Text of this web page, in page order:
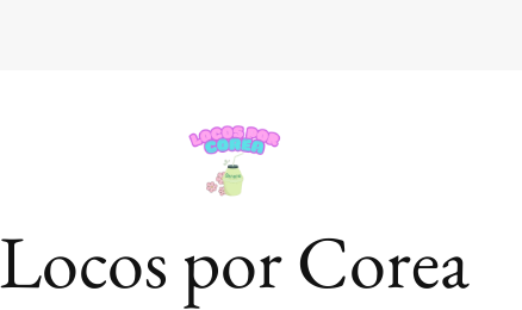
Locos por Corea